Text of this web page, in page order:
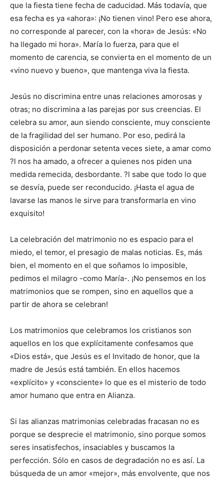
que la fiesta tiene fecha de caducidad. Más todavía, que
esa fecha es ya «ahora»: ¡No tienen vino! Pero ese ahora,
no corresponde al parecer, con la «hora» de Jesús: «No
ha llegado mi hora». María lo fuerza, para que el
momento de carencia, se convierta en el momento de un
«vino nuevo y bueno», que mantenga viva la fiesta.
Jesús no discrimina entre unas relaciones amorosas y
otras; no discrimina a las parejas por sus creencias. El
celebra su amor, aun siendo consciente, muy consciente
de la fragilidad del ser humano. Por eso, pedirá la
disposición a perdonar setenta veces siete, a amar como
?l nos ha amado, a ofrecer a quienes nos piden una
medida remecida, desbordante. ?l sabe que todo lo que
se desvía, puede ser reconducido. ¡Hasta el agua de
lavarse las manos le sirve para transformarla en vino
exquisito!
La celebración del matrimonio no es espacio para el
miedo, el temor, el presagio de malas noticias. Es, más
bien, el momento en el que soñamos lo imposible,
pedimos el milagro -como María-. ¡No pensemos en los
matrimonios que se rompen, sino en aquellos que a
partir de ahora se celebran!
Los matrimonios que celebramos los cristianos son
aquellos en los que explícitamente confesamos que
«Dios está», que Jesús es el Invitado de honor, que la
madre de Jesús está también. En ellos hacemos
«explícito» y «consciente» lo que es el misterio de todo
amor humano que entra en Alianza.
Si las alianzas matrimonias celebradas fracasan no es
porque se desprecie el matrimonio, sino porque somos
seres insatisfechos, insaciables y buscamos la
perfección. Sólo en casos de degradación no es así. La
búsqueda de un amor «mejor», más envolvente, que nos